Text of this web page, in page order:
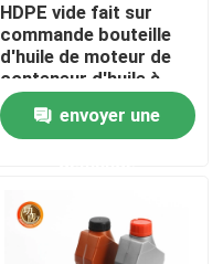
HDPE vide fait sur
commande bouteille
d'huile de moteur de
conteneur d'huile à
moteur de 2 litres
envoyer une